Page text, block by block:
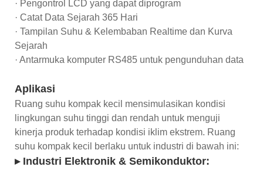
· Pengontrol LCD yang dapat diprogram
· Catat Data Sejarah 365 Hari
· Tampilan Suhu & Kelembaban Realtime dan Kurva
Sejarah
· Antarmuka komputer RS485 untuk pengunduhan data
Aplikasi
Ruang suhu kompak kecil mensimulasikan kondisi
lingkungan suhu tinggi dan rendah untuk menguji
kinerja produk terhadap kondisi iklim ekstrem. Ruang
suhu kompak kecil berlaku untuk industri di bawah ini:
▸ Industri Elektronik & Semikonduktor: